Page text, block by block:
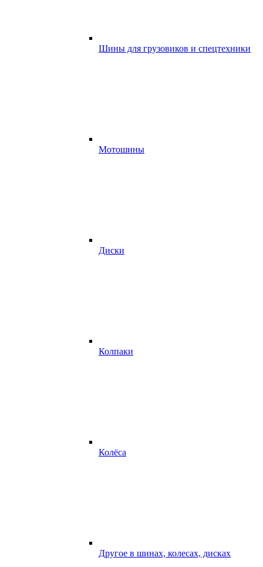
Шины для грузовиков и спецтехники
Мотошины
Диски
Колпаки
Колёса
Другое в шинах, колесах, дисках